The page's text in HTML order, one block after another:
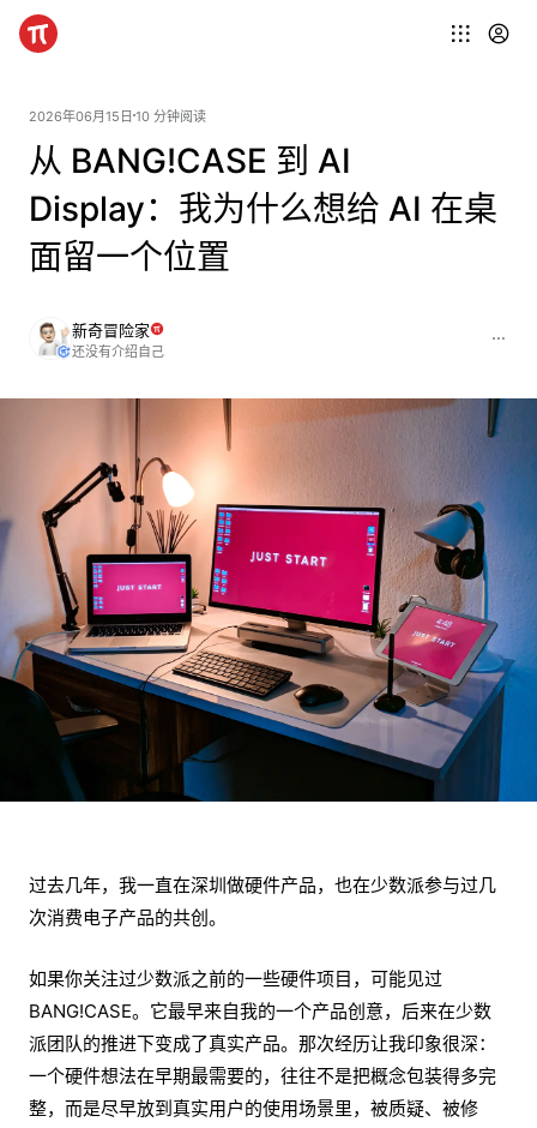
2026年06月15日 10 分钟阅读
从 BANG!CASE 到 AI
Display：我为什么想给 AI 在桌
面留一个位置
新奇冒险家
还没有介绍自己
过去几年，我一直在深圳做硬件产品，也在少数派参与过几
次消费电子产品的共创。
如果你关注过少数派之前的一些硬件项目，可能见过
BANG!CASE。它最早来自我的一个产品创意，后来在少数
派团队的推进下变成了真实产品。那次经历让我印象很深：
一个硬件想法在早期最需要的，往往不是把概念包装得多完
整，而是尽早放到真实用户的使用场景里，被质疑、被修